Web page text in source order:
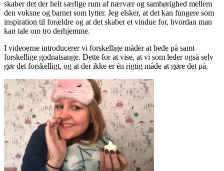
skaber det der helt særlige rum af nærvær og samhørighed mellem
den voksne og barnet som lytter. Jeg elsker, at det kan fungere som
inspiration til forældre og at det skaber et vindue for, hvordan man
kan tale om tro derhjemme.
I videoerne introducerer vi forskellige måder at bede på samt
forskellige godnatsange. Dette for at vise, at vi som leder også selv
gør det forskelligt, og at der ikke er én rigtig måde at gøre det på.